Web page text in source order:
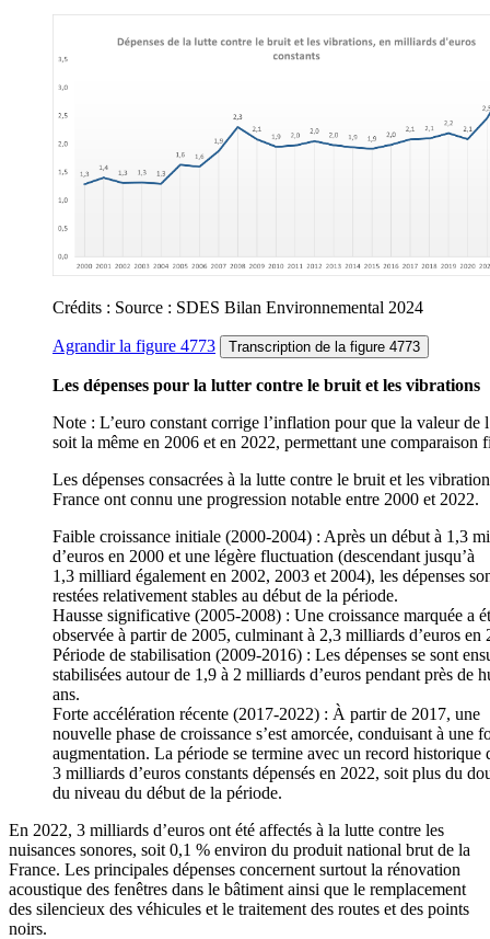
Crédits : Source : SDES Bilan Environnemental 2024
Agrandirla figure 4773 Transcription de la figure 4773
Les dépenses pour la lutter contre le bruit et les vibrations
Note : L’euro constant corrige l’inflation pour que la valeur de
soit la même en 2006 et en 2022, permettant une comparaison
Les dépenses consacrées à la lutte contre le bruit et les
France ont connu une progression notable entre 2000 et 2022.
Faible croissance initiale (2000-2004) : Après un début à 1,3
d’euros en 2000 et une légère fluctuation (descendant jusqu’à
1,3 milliard également en 2002, 2003 et 2004), les dépenses
restées relativement stables au début de la période.
Hausse significative (2005-2008) : Une croissance marquée a
observée à partir de 2005, culminant à 2,3 milliards d’euros en
Période de stabilisation (2009-2016) : Les dépenses se sont
stabilisées autour de 1,9 à 2 milliards d’euros pendant près de
ans.
Forte accélération récente (2017-2022) : À partir de 2017, une
nouvelle phase de croissance s’est amorcée, conduisant à une
augmentation. La période se termine avec un record historique
3 milliards d’euros constants dépensés en 2022, soit plus du
du niveau du début de la période.
En 2022, 3 milliards d’euros ont été affectés à la lutte contre les
nuisances sonores, soit 0,1 % environ du produit national brut de la
France. Les principales dépenses concernent surtout la rénovation
acoustique des fenêtres dans le bâtiment ainsi que le remplacement
des silencieux des véhicules et le traitement des routes et des points
noirs.